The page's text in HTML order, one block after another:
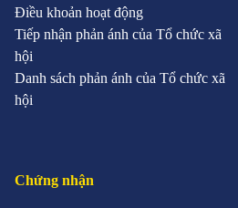
Điều khoản hoạt động
Tiếp nhận phản ánh của Tổ chức xã
hội
Danh sách phản ánh của Tổ chức xã
hội
Chứng nhận